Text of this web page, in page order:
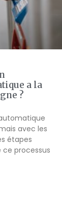
a la
?
avec les
étapes
ce processus